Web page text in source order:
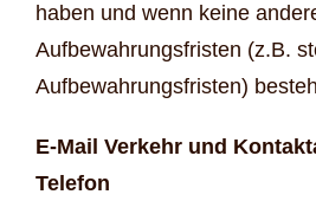
haben und wenn keine
Aufbewahrungsfristen (z.B.
Aufbewahrungsfristen)
E-Mail Verkehr und
Telefon